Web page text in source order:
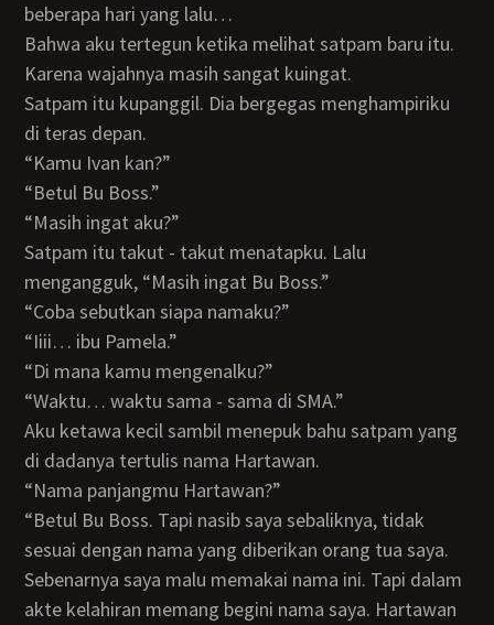
beberapa hari yang lalu…
Bahwa aku tertegun ketika melihat satpam baru itu.
Karena wajahnya masih sangat kuingat.
Satpam itu kupanggil. Dia bergegas menghampiriku
di teras depan.
“Kamu Ivan kan?”
“Betul Bu Boss.”
“Masih ingat aku?”
Satpam itu takut - takut menatapku. Lalu
mengangguk, “Masih ingat Bu Boss.”
“Coba sebutkan siapa namaku?”
“Iiii… ibu Pamela.”
“Di mana kamu mengenalku?”
“Waktu… waktu sama - sama di SMA.”
Aku ketawa kecil sambil menepuk bahu satpam yang
di dadanya tertulis nama Hartawan.
“Nama panjangmu Hartawan?”
“Betul Bu Boss. Tapi nasib saya sebaliknya, tidak
sesuai dengan nama yang diberikan orang tua saya.
Sebenarnya saya malu memakai nama ini. Tapi dalam
akte kelahiran memang begini nama saya. Hartawan